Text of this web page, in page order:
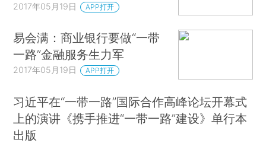
2017年05月19日 APP打开
易会满：商业银行要做“一带
一路”金融服务生力军
2017年05月19日 APP打开
习近平在“一带一路”国际合作高峰论坛开幕式
上的演讲《携手推进“一带一路”建设》单行本
出版